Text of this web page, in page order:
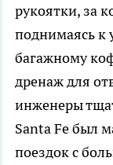
рукоятки, за
поднимаясь к
багажному
дренаж для
инженеры
Santa Fe был
поездок с